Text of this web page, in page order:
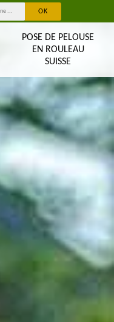
POSE DE PELOUSE
EN ROULEAU
SUISSE